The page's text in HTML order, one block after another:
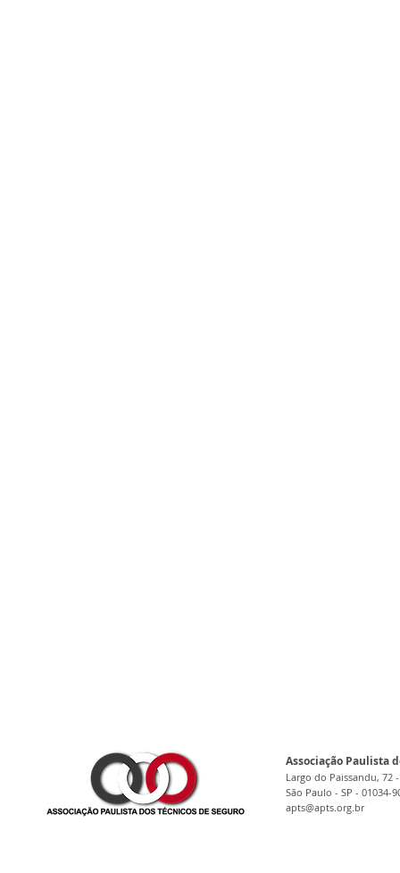
Associação Paulista
Largo do Paissandu, 72
São Paulo - SP - 01034-
apts@apts.org.br